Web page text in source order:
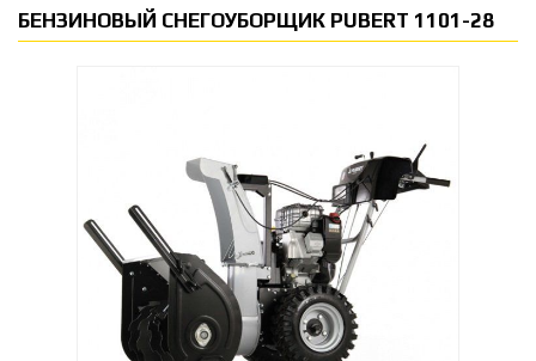
БЕНЗИНОВЫЙ СНЕГОУБОРЩИК PUBERT 1101-28